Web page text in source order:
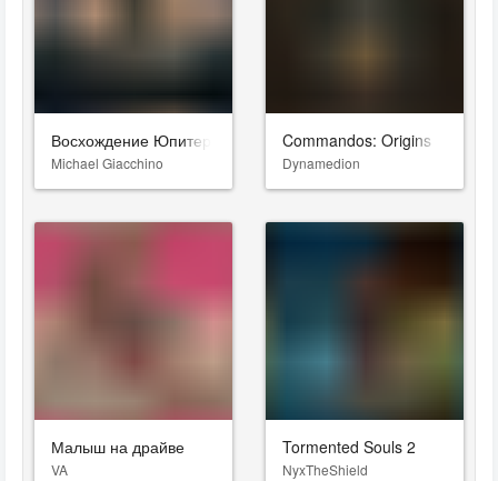
Восхождение Юпитер
Michael Giacchino
Commandos: Origins
Dynamedion
Малыш на драйве
VA
Tormented Souls 2
NyxTheShield